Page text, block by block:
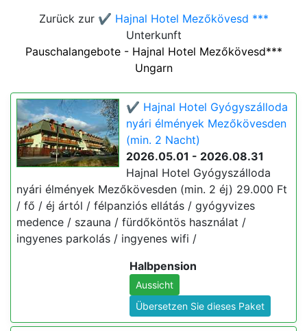
Zurück zur ✔️ Hajnal Hotel Mezőkövesd ***
Unterkunft
Pauschalangebote - Hajnal Hotel Mezőkövesd***
Ungarn
✔️ Hajnal Hotel Gyógyszálloda
nyári élmények Mezőkövesden
(min. 2 Nacht)
2026.05.01 - 2026.08.31
Hajnal Hotel Gyógyszálloda
nyári élmények Mezőkövesden (min. 2 éj) 29.000 Ft
/ fő / éj ártól / félpanziós ellátás / gyógyvizes
medence / szauna / fürdőköntös használat /
ingyenes parkolás / ingyenes wifi /
Halbpension
Aussicht
Übersetzen Sie dieses Paket